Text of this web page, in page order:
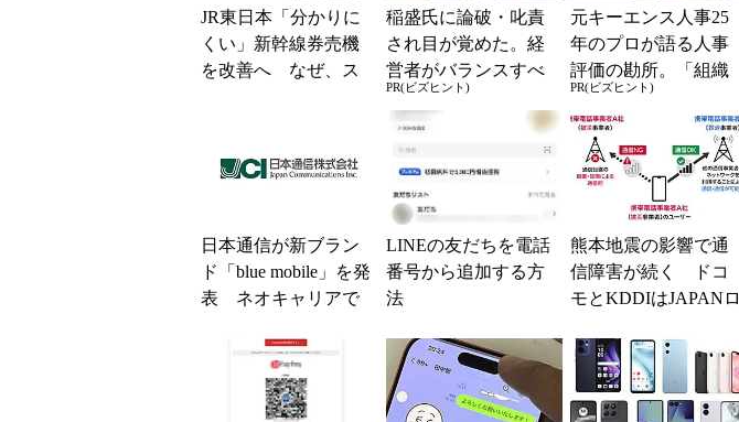
JR東日本「分かりに
くい」新幹線券売機
を改善へ なぜ、ス
稲盛氏に論破・叱責
され目が覚めた。経
営者がバランスすべ
き2つの背反
PR(ビズヒント)
元キーエンス人事25
年のプロが語る人事
評価の勘所。「組織
を腐らせるNG評価」
とは？
PR(ビズヒント)
日本通信が新ブラン
ド「blue mobile」を発
表 ネオキャリアで
LINEの友だちを電話
番号から追加する方
法
熊本地震の影響で通
信障害が続く ドコ
モとKDDIはJAPANロ
無料Wi-Fi「00...